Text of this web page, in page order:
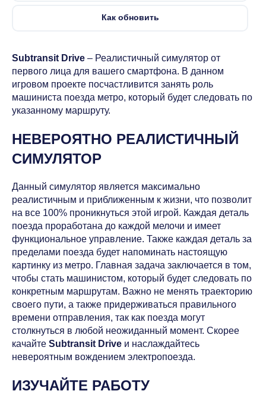
Как обновить
Subtransit Drive – Реалистичный симулятор от
первого лица для вашего смартфона. В данном
игровом проекте посчастливится занять роль
машиниста поезда метро, который будет следовать по
указанному маршруту.
НЕВЕРОЯТНО РЕАЛИСТИЧНЫЙ
СИМУЛЯТОР
Данный симулятор является максимально
реалистичным и приближенным к жизни, что позволит
на все 100% проникнуться этой игрой. Каждая деталь
поезда проработана до каждой мелочи и имеет
функциональное управление. Также каждая деталь за
пределами поезда будет напоминать настоящую
картинку из метро. Главная задача заключается в том,
чтобы стать машинистом, который будет следовать по
конкретным маршрутам. Важно не менять траекторию
своего пути, а также придерживаться правильного
времени отправления, так как поезда могут
столкнуться в любой неожиданный момент. Скорее
качайте Subtransit Drive и наслаждайтесь
невероятным вождением электропоезда.
ИЗУЧАЙТЕ РАБОТУ